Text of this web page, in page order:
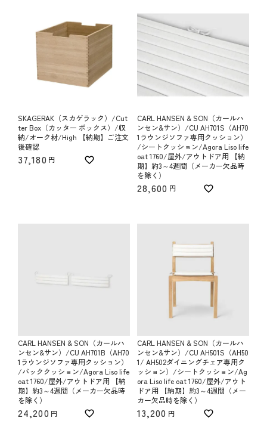
SKAGERAK（スカゲラック）/Cut
ter Box（カッター ボックス）/収
納/オーク材/High 【納期】ご注文
後確認
37,180
CARL HANSEN & SON（カールハ
ンセン&サン）/CU AH701S（AH70
1ラウンジソファ専用クッション）
/シートクッション/Agora Liso life
oat 1760/屋外/アウトドア用 【納
期】約3～4週間（メーカー欠品時
を除く）
28,600
CARL HANSEN & SON（カールハ
ンセン&サン）/CU AH701B（AH70
1ラウンジソファ専用クッション）
/バッククッション/Agora Liso life
oat 1760/屋外/アウトドア用 【納
期】約3～4週間（メーカー欠品時
を除く）
24,200
CARL HANSEN & SON（カールハ
ンセン&サン）/CU AH501S（AH50
1/ AH502ダイニングチェア専用ク
ッション）/シートクッション/Ag
ora Liso life oat 1760/屋外/アウト
ドア用 【納期】約3～4週間（メー
カー欠品時を除く）
13,200